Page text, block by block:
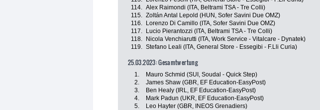
114. Alex Raimondi (ITA, Beltrami TSA - Tre Colli)
115. Zoltán Antal Lepold (HUN, Sofer Savini Due OMZ)
116.
Lorenzo Di Camillo (ITA, Sofer Savini Due OMZ)
117.
Lucio Pierantozzi (ITA, Beltrami TSA - Tre Colli)
118.
Nicola Venchiarutti (ITA, Work Service - Vitalcare - Dynatek)
119. Stefano Leali (ITA, General Store - Essegibi - F.Lli Curia)
25.03.2023: Gesamtwertung
1. Mauro Schmid (SUI, Soudal - Quick Step)
2.
James Shaw (GBR, EF Education-EasyPost)
3.
Ben Healy (IRL, EF Education-EasyPost)
4.
Mark Padun (UKR, EF Education-EasyPost)
5.
Leo Hayter (GBR, INEOS Grenadiers)